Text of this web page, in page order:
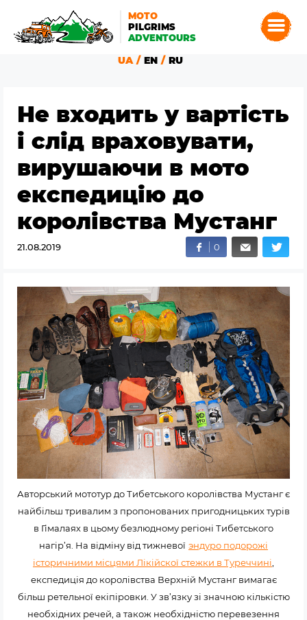
MOTO
PILGRIMS
ADVENTOURS
UA EN RU
Не входить у вартість
і слід враховувати,
вирушаючи в мото
експедицію до
королівства Мустанг
21.08.2019 0
Авторський мототур до Тибетського королівства Мустанг є
найбільш тривалим з пропонованих пригодницьких турів
в Гімалаях в цьому безлюдному регіоні Тибетського
нагір’я. На відміну від тижневої эндуро подорожі
історичними місцями Лікійскої стежки в Туреччині
експедиція до королівства Верхній Мустанг вимагає
більш ретельної екіпіровки. У зв’язку зі значною кількістю
необхідних речей, а також необхідністю перевезення